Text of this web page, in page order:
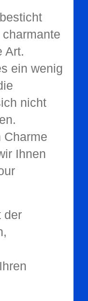
Art.
ein wenig
nicht
Charme
Ihnen
der